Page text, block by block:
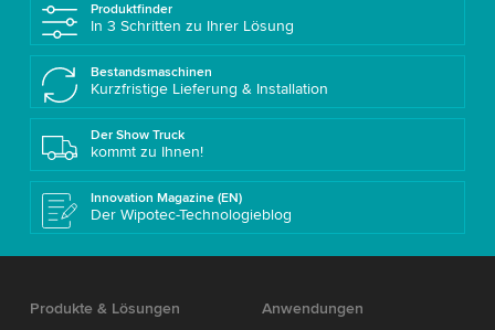
Produktfinder
In 3 Schritten zu Ihrer Lösung
Bestandsmaschinen
Kurzfristige Lieferung & Installation
Der Show Truck
kommt zu Ihnen!
Innovation Magazine (EN)
Der Wipotec-Technologieblog
Produkte & Lösungen
Anwendungen